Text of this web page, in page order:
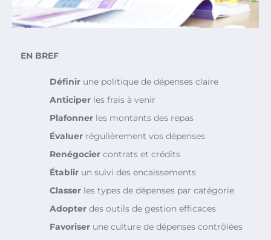
EN BREF
Définir une politique de dépenses claire
Anticiper les frais à venir
Plafonner les montants des repas
Évaluer régulièrement vos dépenses
Renégocier contrats et crédits
Établir un suivi des encaissements
Classer les types de dépenses par catégorie
Adopter des outils de gestion efficaces
Favoriser une culture de dépenses contrôlées